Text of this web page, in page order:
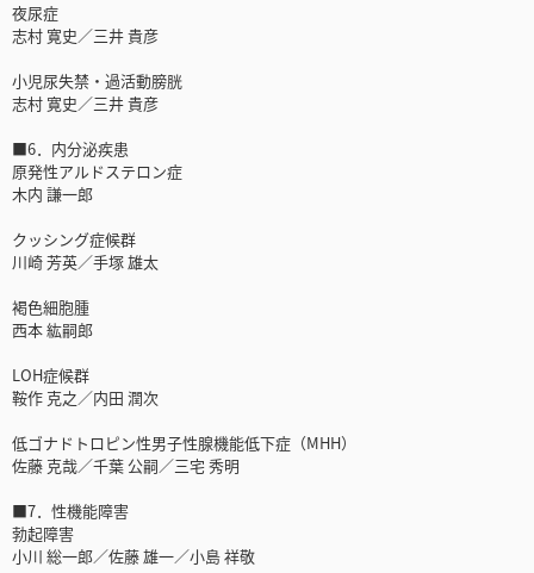
夜尿症
志村 寛史／三井 貴彦
小児尿失禁・過活動膀胱
志村 寛史／三井 貴彦
■6．内分泌疾患
原発性アルドステロン症
木内 謙一郎
クッシング症候群
川崎 芳英／手塚 雄太
褐色細胞腫
西本 紘嗣郎
LOH症候群
鞍作 克之／内田 潤次
低ゴナドトロピン性男子性腺機能低下症（MHH）
佐藤 克哉／千葉 公嗣／三宅 秀明
■7．性機能障害
勃起障害
小川 総一郎／佐藤 雄一／小島 祥敬